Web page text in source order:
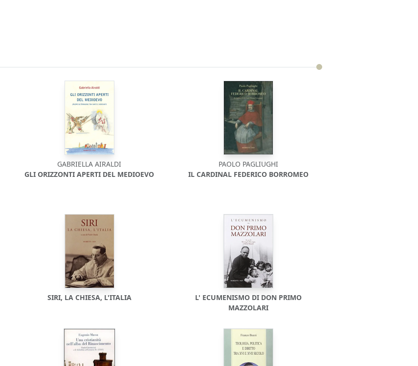
GABRIELLA AIRALDI
GLI ORIZZONTI APERTI DEL MEDIOEVO
PAOLO PAGLIUGHI
IL CARDINAL FEDERICO BORROMEO
SIRI, LA CHIESA, L'ITALIA
L' ECUMENISMO DI DON PRIMO
MAZZOLARI